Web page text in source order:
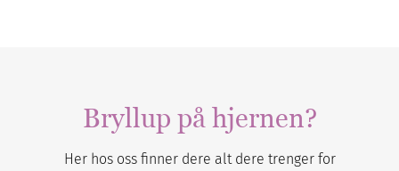
Bryllup på hjernen?
Her hos oss finner dere alt dere trenger for